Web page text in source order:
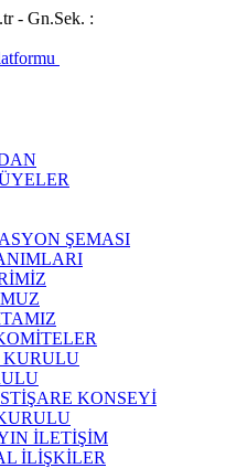
- Gn.Sek. :
ŞEMASI
KONSEYİ
İLETİŞİM
İLİŞKİLER